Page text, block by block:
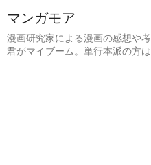
マンガモア
漫画研究家による漫画の感想や
君がマイブーム。単行本派の方